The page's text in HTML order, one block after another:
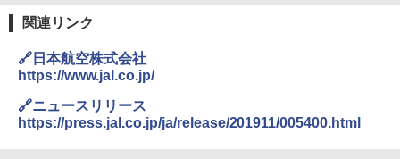
￥2,277
地球の歩き方 スター・ウォーズ
￥2,695
ENDLESS BASE 《めざましテレビで紹介》
テント ワンタッチ RENEW 幅200 2-3人用 43
500002(88859)
￥5,499
付き ヒグマ・イノシシ対策 自治体・教育機
関の購入実績 登山・キャンプ・アウトドア・
防災用品 長期保存可能 緊急時用 日本国内発
￥3,680
関連リンク
🔗日本航空株式会社
https://www.jal.co.jp/
🔗ニュースリリース
https://press.jal.co.jp/ja/release/201911/005400.html